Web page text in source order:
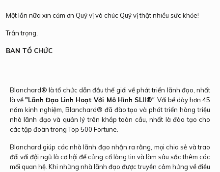
Một lần nữa xin cảm ơn Quý vị và chúc Quý vị thật nhiều sức khỏe!
Trân trọng,
BAN TỔ CHỨC
Blanchard® là tổ chức dẫn đầu thế giới về phát triển lãnh đạo, nhất
là về"Lãnh Đạo Linh Hoạt Với Mô Hình SLII®". Với bề dày hơn 45
năm kinh nghiệm, Blanchard® đã đào tạo và phát triển hàng triệu
nhà lãnh đạo và quản lý trên khắp toàn cầu, nhất là đào tạo cho
các tập đoàn trong Top 500 Fortune.
Blanchard giúp các nhà lãnh đạo nhận ra rằng, mọi chia sẻ và trao
đổi với đội ngũ là cơ hội để củng cố lòng tin và làm sâu sắc thêm các
mối quan hệ. Khi những nhà lãnh đạo được truyền cảm hứng về điều